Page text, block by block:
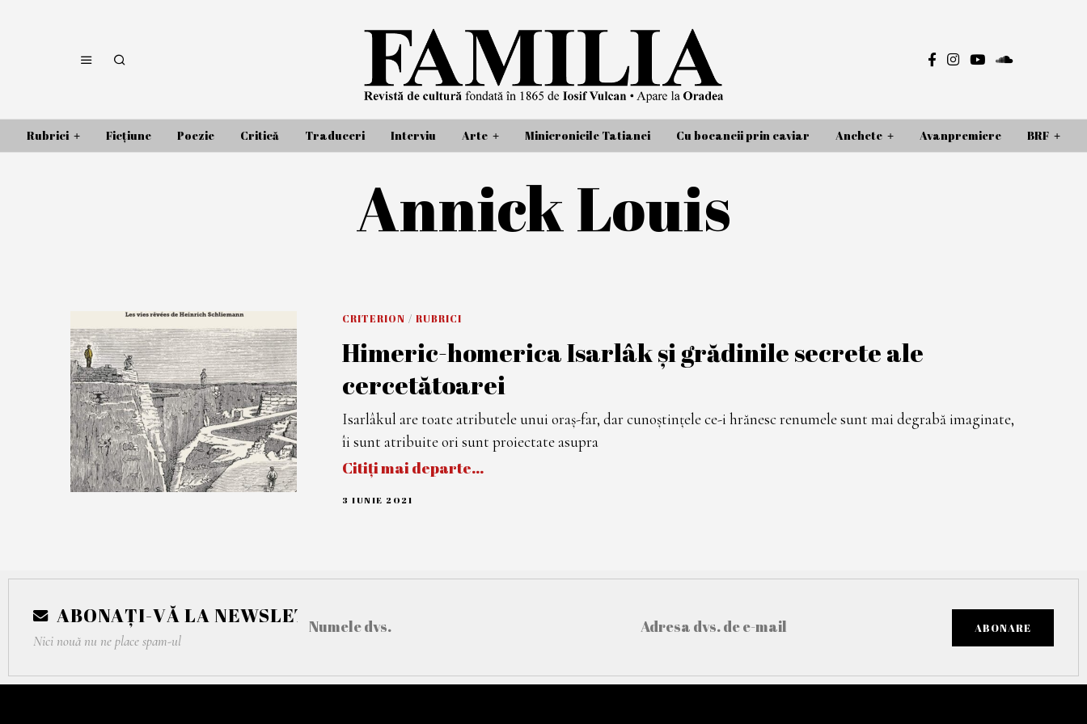
Rubrici Ficțiune Poezie Critică Traduceri Interviu Arte Minicronicile Tatianei Cu bocancii prin caviar Anchete Avanpremiere BRF
Annick Louis
CRITERION / RUBRICI
Himeric-homerica Isarlâk și grădinile secrete ale
cercetătoarei
Isarlâkul are toate atributele unui oraș-far, dar cunoștințele ce-i hrănesc renumele sunt mai degrabă imaginate,
îi sunt atribuite ori sunt proiectate asupra
Citiți mai departe…
3 IUNIE 2021
ABONAȚI-VĂ LA NEWSLETTER
Nici nouă nu ne place spam-ul